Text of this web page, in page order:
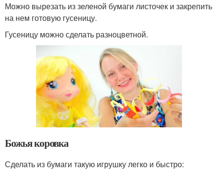
Можно вырезать из зеленой бумаги листочек и закрепить
на нем готовую гусеницу.
Гусеницу можно сделать разноцветной.
Божья коровка
Сделать из бумаги такую игрушку легко и быстро: